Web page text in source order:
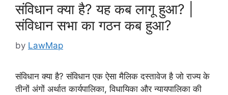
संविधान क्या है? यह कब लागू हुआ? |
संविधान सभा का गठन कब हुआ?
by LawMap
संविधान क्या है? संविधान एक ऐसा मैलिक दस्तावेज है जो राज्य के
तीनों अंगों अर्थात कार्यपालिका, विधायिका और न्यायपालिका की